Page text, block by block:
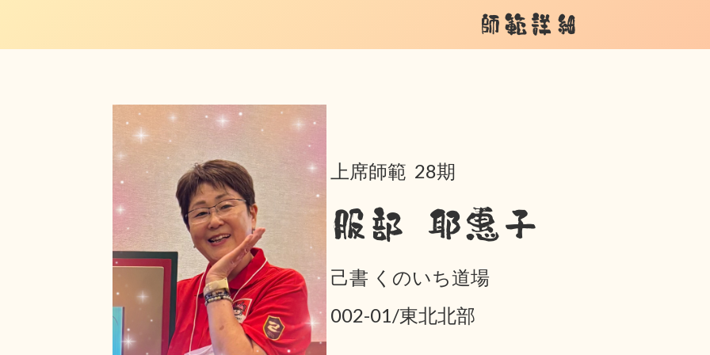
師範詳細
上席師範 28期
服部 耶惠子
己書 くのいち道場
002-01/東北北部